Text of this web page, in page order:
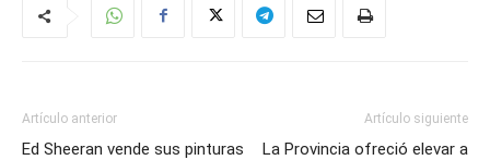
Artículo anterior
Ed Sheeran vende sus pinturas
Artículo siguiente
La Provincia ofreció elevar a